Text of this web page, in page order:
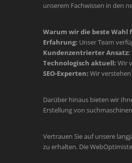
unserem Fachwissen in den
Warum wir die beste Wahl
Erfahrung: Unser Team
Kundenzentrierter Ansatz:
Technologisch aktuell: Wir
SEO-Experten: Wir
Darüber hinaus bieten wir
Erstellung von
Vertrauen Sie auf unsere
zu erhalten. Die